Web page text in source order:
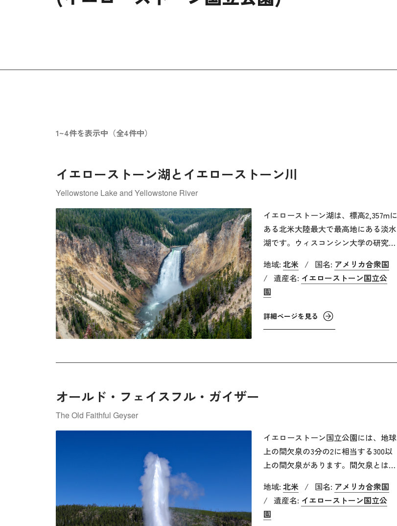
1~4件を表示中（全4件中）
イエローストーン湖とイエローストーン川
Yellowstone Lake and Yellowstone River
イエローストーン湖は、標高2,357mに
ある北米大陸最大で最高地にある淡水
湖です。ウィスコンシン大学の研究に
べて抜くと、イエローストーン国立公
園の地上で見られるのと同じような間
欠泉や温泉（ホット・スプリング
ス）、深い渓谷などが現れるそうで
す。イエローストーン湖には141を超
す。イエローストーン川は湖から出る
合衆国本土48州の中で、ダムのない川
としては最長の長さを誇ります。
地域: 北米 / 国名: アメリカ合衆国
/ 遺産名: イエローストーン国立公
園
詳細ページを見る
オールド・フェイスフル・ガイザー
The Old Faithful Geyser
イエローストーン国立公園には、地球
上の間欠泉の3分の2に相当する300以
上の間欠泉があります。間欠泉とは、
噴き上げる温泉のことです。湧き出る
温泉（ホット・スプリングス）と同じ
ように、大地に雨や雪として降った水
地域: 北米 / 国名: アメリカ合衆国
/ 遺産名: イエローストーン国立公
園